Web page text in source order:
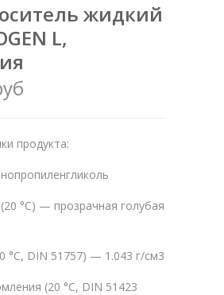
жидкий
L,
продукта:
°С) — прозрачная голубая
°С, DIN 51757) — 1.043 г/см3
(20 °С, DIN 51423